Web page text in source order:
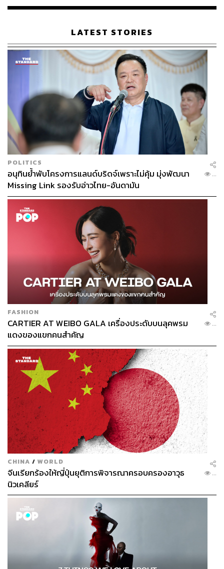
เรือนไทยที่ถูกซุกไว้
LATEST STORIES
POLITICS
อนุทินย้ำพับโครงการแลนด์บริดจ์เพราะไม่คุ้ม มุ่งพัฒนา
Missing Link รองรับอ่าวไทย-อันดามัน
...
FASHION
CARTIER AT WEIBO GALA เครื่องประดับบนลุคพรม
แดงของแขกคนสำคัญ
...
CHINA / WORLD
จีนเรียกร้องให้ญี่ปุ่นยุติการพิจารณาครอบครองอาวุธ
นิวเคลียร์
...